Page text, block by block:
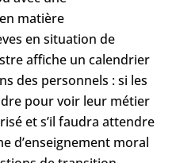
matière
en situation de
affiche un calendrier
des personnels : si les
pour voir leur métier
et s’il faudra attendre
d’enseignement moral